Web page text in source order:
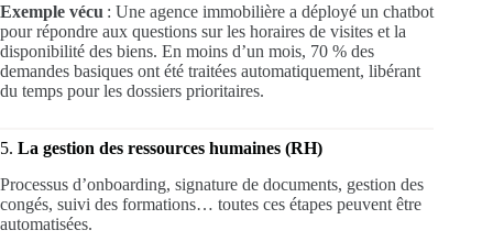
Exemple vécu : Une agence immobilière a déployé un chatbot
pour répondre aux questions sur les horaires de visites et la
disponibilité des biens. En moins d’un mois, 70 % des
demandes basiques ont été traitées automatiquement, libérant
du temps pour les dossiers prioritaires.
5. La gestion des ressources humaines (RH)
Processus d’onboarding, signature de documents, gestion des
congés, suivi des formations… toutes ces étapes peuvent être
automatisées.